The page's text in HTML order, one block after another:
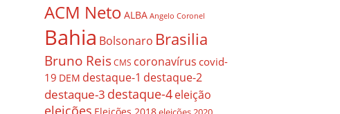
ACM Neto ALBA Angelo Coronel
Bahia Bolsonaro Brasilia
Bruno ReisCMS coronavírus covid-
19 DEM destaque-1 destaque-2
destaque-3 destaque-4eleição